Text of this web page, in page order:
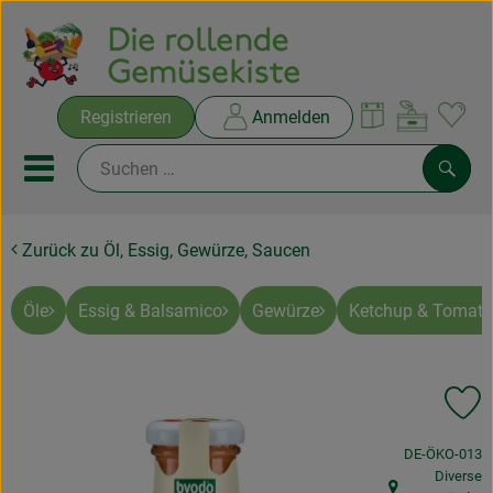
Registrieren Anmelden
Mobiles Menu öffnen oder
Ökokisten
Rezepte
NEUES & ANGEBOTE
Zurück zu Öl, Essig, Gewürze, Saucen
Öle Essig & Balsamico Gewürze Ketchup &
, Kontrollstelle:
DE-ÖKO-013
Diverse